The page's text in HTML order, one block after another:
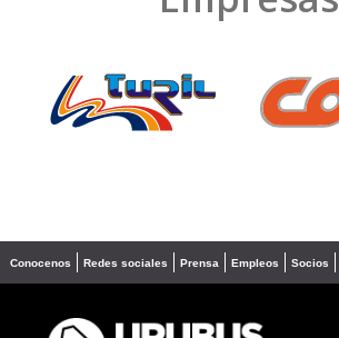
❮
Conocenos Redes sociales Prensa Empleos Socios